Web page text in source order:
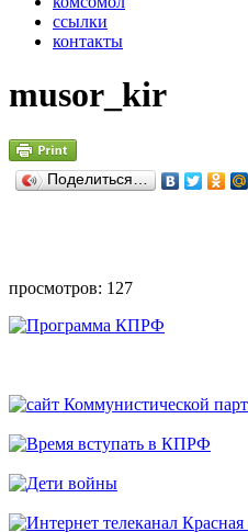
ссылки
контакты
musor_kir
Поделиться…
просмотров: 127